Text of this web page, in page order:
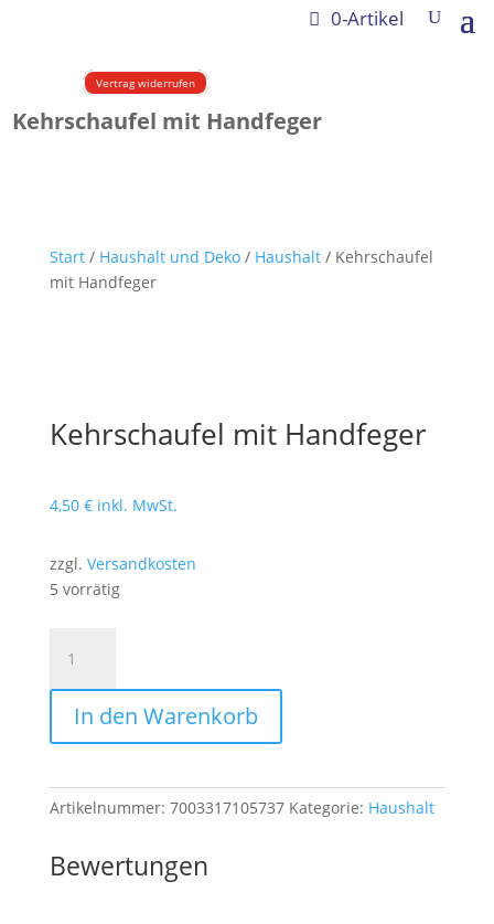
0-Artikel
Vertrag widerrufen
Kehrschaufel mit Handfeger
Start/ Haushalt und Deko/ Haushalt/ Kehrschaufel
mit Handfeger
Kehrschaufel mit Handfeger
4,50 € inkl. MwSt.
zzgl. Versandkosten
5 vorrätig
mit
Handfeger
MengeIn den Warenkorb
Artikelnummer: 7003317105737 Kategorie: Haushalt
Bewertungen